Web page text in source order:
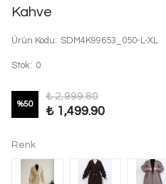
Kahve
Ürün Kodu: SDM4K99653_050-L-XL
Stok: 0
%50
₺ 2,999.80
₺ 1,499.90
Renk